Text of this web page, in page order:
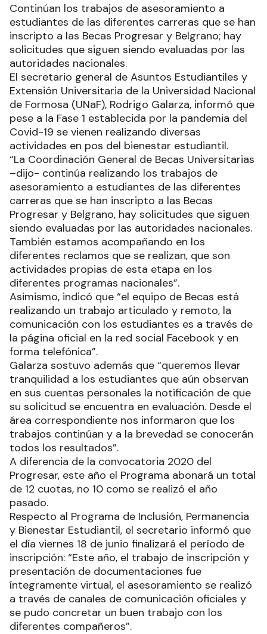
Continúan los trabajos de asesoramiento a
estudiantes de las diferentes carreras que se han
inscripto a las Becas Progresar y Belgrano; hay
solicitudes que siguen siendo evaluadas por las
autoridades nacionales.
El secretario general de Asuntos Estudiantiles y
Extensión Universitaria de la Universidad Nacional
de Formosa (UNaF), Rodrigo Galarza, informó que
pese a la Fase 1 establecida por la pandemia del
Covid-19 se vienen realizando diversas
actividades en pos del bienestar estudiantil.
“La Coordinación General de Becas Universitarias
–dijo- continúa realizando los trabajos de
asesoramiento a estudiantes de las diferentes
carreras que se han inscripto a las Becas
Progresar y Belgrano, hay solicitudes que siguen
siendo evaluadas por las autoridades nacionales.
También estamos acompañando en los
diferentes reclamos que se realizan, que son
actividades propias de esta etapa en los
diferentes programas nacionales”.
Asimismo, indicó que “el equipo de Becas está
realizando un trabajo articulado y remoto, la
comunicación con los estudiantes es a través de
la página oficial en la red social Facebook y en
forma telefónica”.
Galarza sostuvo además que “queremos llevar
tranquilidad a los estudiantes que aún observan
en sus cuentas personales la notificación de que
su solicitud se encuentra en evaluación. Desde el
área correspondiente nos informaron que los
trabajos continúan y a la brevedad se conocerán
todos los resultados”.
A diferencia de la convocatoria 2020 del
Progresar, este año el Programa abonará un total
de 12 cuotas, no 10 como se realizó el año
pasado.
Respecto al Programa de Inclusión, Permanencia
y Bienestar Estudiantil, el secretario informó que
el día viernes 18 de junio finalizará el período de
inscripción: “Este año, el trabajo de inscripción y
presentación de documentaciones fue
íntegramente virtual, el asesoramiento se realizó
a través de canales de comunicación oficiales y
se pudo concretar un buen trabajo con los
diferentes compañeros”.